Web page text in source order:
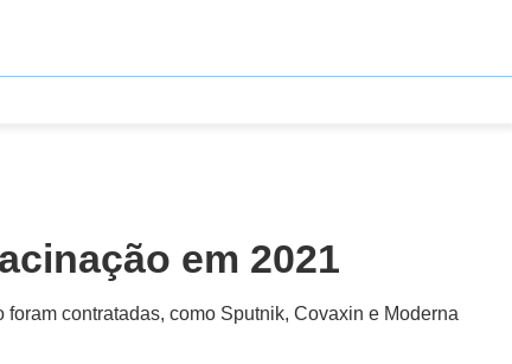
em 2021
contratadas, como Sputnik, Covaxin e Moderna